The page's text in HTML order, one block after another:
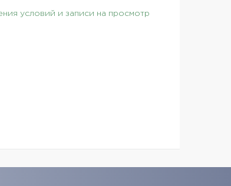
условий и записи на просмотр